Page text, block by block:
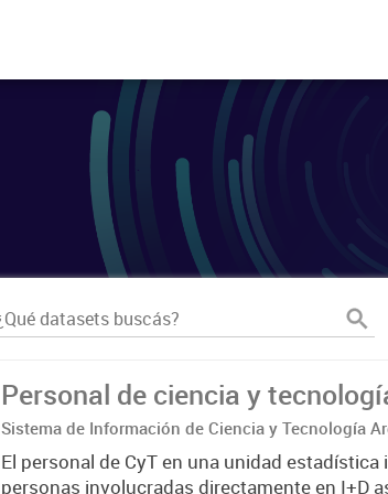
Personal de ciencia y
Sistema de Información de Ciencia y Tecnología
El personal de CyT en una unidad estadística
personas involucradas directamente en I+D